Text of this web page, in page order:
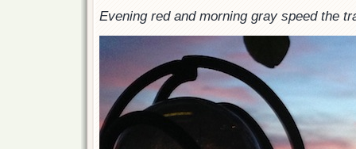
Evening red and morning gray speed the